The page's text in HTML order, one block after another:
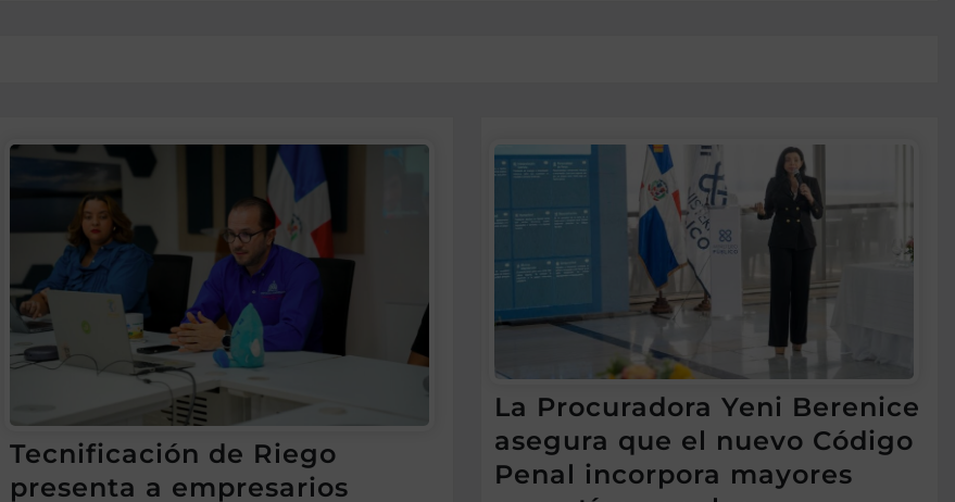
Tecnificación de Riego
presenta a empresarios
La Procuradora Yeni Berenice
asegura que el nuevo Código
Penal incorpora mayores